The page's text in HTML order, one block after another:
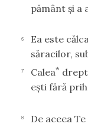
pământ şi a
6
Ea este
săracilor,
7 Calea*
eşti fără
8 De aceea